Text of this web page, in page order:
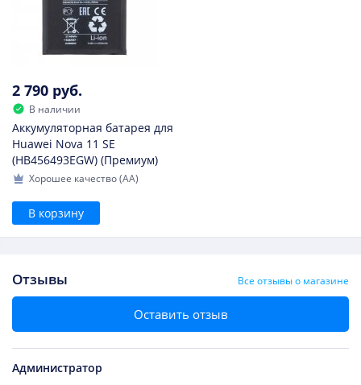
2 790 руб.
В наличии
Аккумуляторная батарея для
Huawei Nova 11 SE
(HB456493EGW) (Премиум)
Хорошее качество (AA)
В корзину
Отзывы Все отзывы о магазине
Оставить отзыв
Администратор